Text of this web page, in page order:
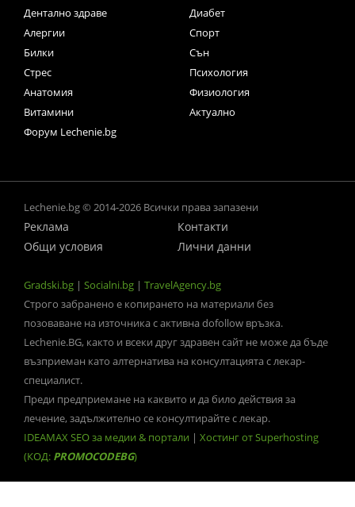
Дентално здраве
Диабет
Алергии
Спорт
Билки
Сън
Стрес
Психология
Анатомия
Физиология
Витамини
Актуално
Форум Lechenie.bg
Lechenie.bg © 2014-2026 Всички права запазени
Реклама
Контакти
Общи условия
Лични данни
Gradski.bg | Socialni.bg | TravelAgency.bg
Строго забранено е копирането на материали без
позоваване на източника с активна dofollow връзка.
Lechenie.BG, както и всеки друг здравен сайт не може да бъде
възприеман като алтернатива на консултацията с лекар-
специалист.
Преди предприемане на каквито и да било действия за
лечение, задължително се консултирайте с лекар.
IDEAMAX SEO за медии & портали | Хостинг от Superhosting
(КОД: PROMOCODEBG)